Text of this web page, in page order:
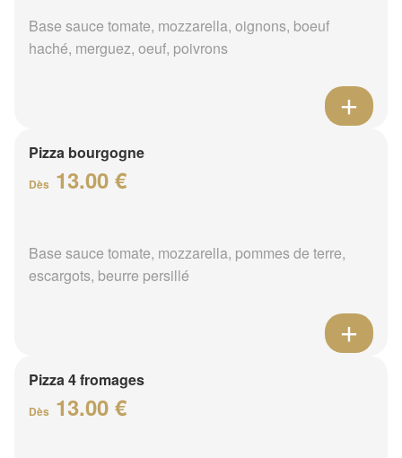
Base sauce tomate, mozzarella, oignons, boeuf
haché, merguez, oeuf, poivrons
Pizza bourgogne
Dès 13.00 €
Base sauce tomate, mozzarella, pommes de terre,
escargots, beurre persillé
Pizza 4 fromages
Dès 13.00 €